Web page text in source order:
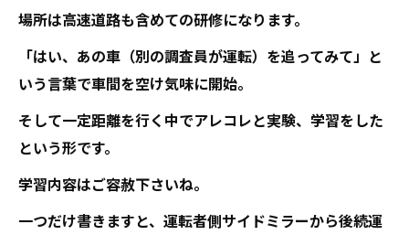
場所は高速道路も含めての研修になります。
「はい、あの車（別の調査員が運転）を追ってみて」と
いう言葉で車間を空け気味に開始。
そして一定距離を行く中でアレコレと実験、学習をした
という形です。
学習内容はご容赦下さいね。
一つだけ書きますと、運転者側サイドミラーから後続運